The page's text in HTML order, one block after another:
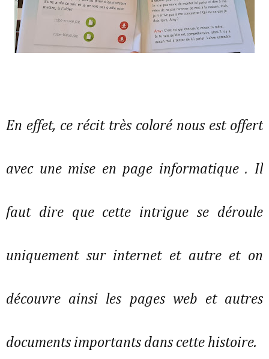
En effet, ce récit très coloré nous est offert
avec une mise en page informatique . Il
faut dire que cette intrigue se déroule
uniquement sur internet et autre et on
découvre ainsi les pages web et autres
documents importants dans cette histoire.